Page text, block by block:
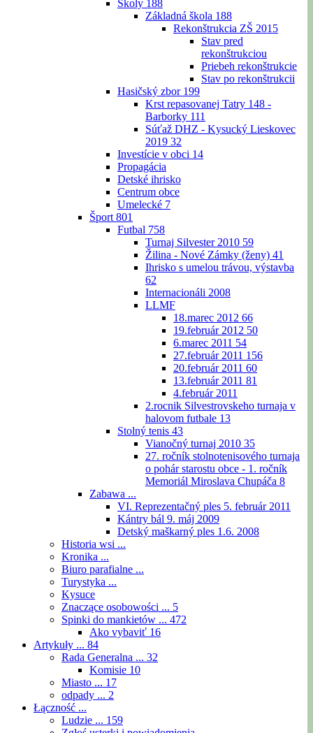
Školy 188
Základná škola 188
Rekonštrukcia ZŠ 2015
Stav pred
rekonštrukciou
Priebeh rekonštrukcie
Stav po rekonštrukcii
Hasičský zbor 199
Krst repasovanej Tatry 148 -
Barborky 111
Súťaž DHZ - Kysucký Lieskovec
2019 32
Investície v obci 14
Propagácia
Detské ihrisko
Centrum obce
Umelecké 7
Šport 801
Futbal 758
Turnaj Silvester 2010 59
Žilina - Nové Zámky (ženy) 41
Ihrisko s umelou trávou, výstavba
62
Internacionáli 2008
LLMF
18.marec 2012 66
19.február 2012 50
6.marec 2011 54
27.február 2011 156
20.február 2011 60
13.február 2011 81
4.február 2011
2.rocnik Silvestrovskeho turnaja v
halovom futbale 13
Stolný tenis 43
Vianočný turnaj 2010 35
27. ročník stolnotenisového turnaja
o pohár starostu obce - 1. ročník
Memoriál Miroslava Chupáča 8
Zabawa ...
VI. Reprezentačný ples 5. február 2011
Kántry bál 9. máj 2009
Detský maškarný ples 1.6. 2008
Historia wsi ...
Kronika ...
Biuro parafialne ...
Turystyka ...
Kysuce
Znaczące osobowości ... 5
Spinki do mankietów ... 472
Ako vybaviť 16
Artykuły ... 84
Rada Generalna ... 32
Komisie 10
Miasto ... 17
odpady ... 2
Łączność ...
Ludzie ... 159